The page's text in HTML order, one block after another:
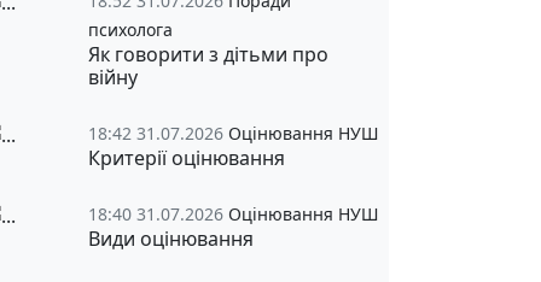
психолога
Як говорити з дітьми про
війну
18:42 31.07.2026 Оцінювання НУШ
Критерії оцінювання
18:40 31.07.2026 Оцінювання НУШ
Види оцінювання